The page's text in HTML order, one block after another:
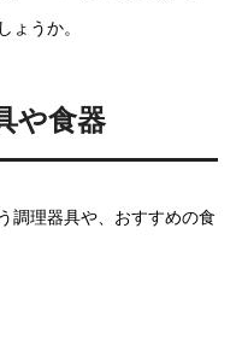
ょうか。
や食器
調理器具や、おすすめの食